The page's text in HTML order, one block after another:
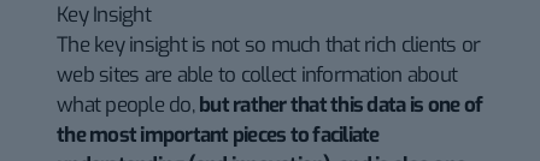
Key Insight
The key insight is not so much that rich clients or
web sites are able to collect information about
what people do,but rather that this data is one of
the most important pieces to faciliate